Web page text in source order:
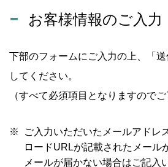
お客様情報のご入力
下部のフォームにご入力の上、「
してください。
（すべて必須項目となりますのでご
ご入力いただいたメールアドレ
ロードURLが記載されたメール
メールが届かない場合はご記入